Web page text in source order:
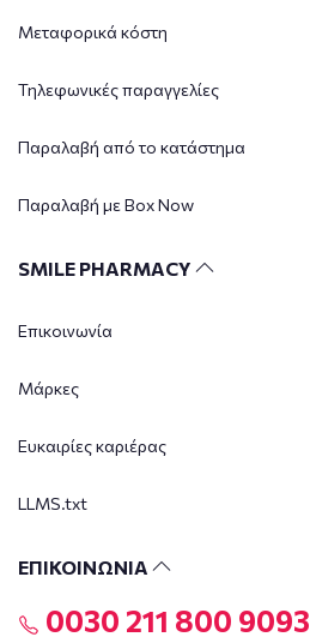
Μεταφορικά κόστη
Τηλεφωνικές παραγγελίες
Παραλαβή από το κατάστημα
Παραλαβή με Box Now
SMILE PHARMACY
Επικοινωνία
Μάρκες
Ευκαιρίες καριέρας
LLMS.txt
ΕΠΙΚΟΙΝΩΝΙΑ
0030 211 800 9093